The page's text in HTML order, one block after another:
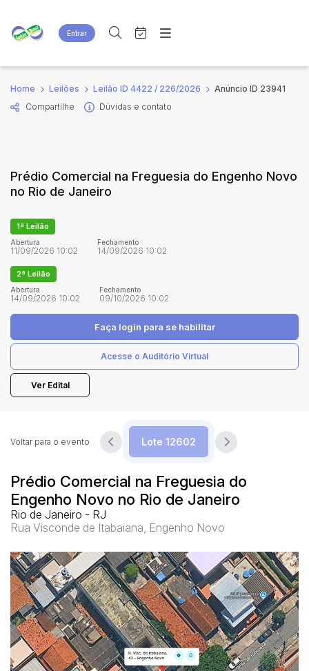
Entrar
Criar conta Entrar
Site
Agenda
Quem Somos
Busca por palavra-chave
Estados Cidade
Bairro
Judiciais
Faixa de valor
R$
Quem Somos
Home Leilões Leilão ID 4422 / 226/2026
Anúncio ID 23941
Compartilhe
Dúvidas e contato
Prédio Comercial na Freguesia do Engenho Novo
no Rio de Janeiro
1ª Leilão
Abertura
11/09/2026 10:02
Fechamento
14/09/2026 10:02
2ª Leilão
Abertura
14/09/2026 10:02
Fechamento
09/10/2026 10:02
Faça login para se habilitar
Acesse o Auditório Virtual
Ver Edital
Prédio Comercial na Freguesia do
Engenho Novo no Rio de Janeiro
Rio de Janeiro - RJ
Rua Visconde de Itabaiana, Engenho Novo
Voltar para o evento